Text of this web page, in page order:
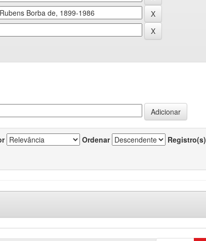
Ordenar Registro(s)